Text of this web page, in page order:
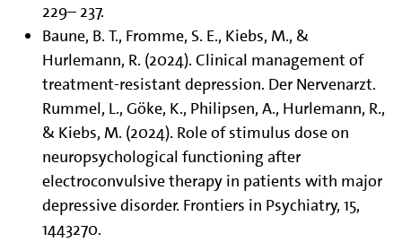
229– 237.
Baune, B. T., Fromme, S. E., Kiebs, M., &
Hurlemann, R. (2024). Clinical management of
treatment-resistant depression. Der Nervenarzt.
Rummel, L., Göke, K., Philipsen, A., Hurlemann, R.,
& Kiebs, M. (2024). Role of stimulus dose on
neuropsychological functioning after
electroconvulsive therapy in patients with major
depressive disorder. Frontiers in Psychiatry, 15,
1443270.